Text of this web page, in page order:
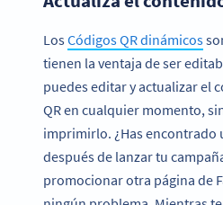
LosCódigos QR dinámicos
tienen la ventaja de ser
puedes editar y actualizar el
QR en cualquier momento,
imprimirlo. ¿Has
después de lanzar tu
promocionar otra página de